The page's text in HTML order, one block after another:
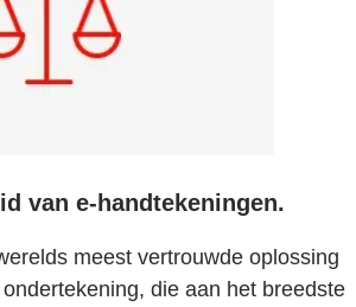
van e-handtekeningen.
meest vertrouwde oplossing
die aan het breedste